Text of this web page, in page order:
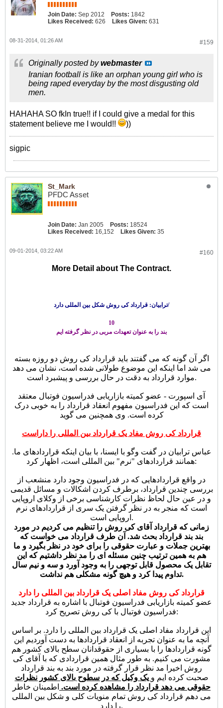
Join Date: Sep 2012 Posts: 1842
Likes Received: 626 Likes Given: 631
#159
08-31-2014, 01:26 AM
Originally posted bywebmaster
Iranian football is like an orphan young girl who is
being raped everyday by the most disgusting old
men.
HAHAHA SO fkIn true!! if I could give a medal for this
statement believe me I would!!
))
sigpic
St_Mark
PFDC Asset
Join Date: Jan 2005 Posts: 18524
Likes Received: 16,152 Likes Given: 35
#160
09-01-2014, 03:22 AM
More Detail about The Contract.
ترابیان: قرارداد کی روش شکل بین المللی دارد/
10
بند را به عنوان تعهدات مربی در نظر گرفته ایم
اگر آن گونه که می گفتند باید قرارداد کی روش دو روزه بسته
می شد اما اینکه این موضوع طولانی شده است، نشان می دهد
موارد قرارداد به دقت در حال بررسی و پیشبرد است.
آی اسپورت - عضو کمیته بازاریابی فدراسیون فوتبال معتقد
است که این فدراسیون مفهوم انعقاد قرارداد را به خوبی درک
کرده است. وی همچنین می گوید
قرارداد کی روش مفاد یک قرارداد بین المللی را داراست
.عباس ترابیان در گفت وگو با ایسنا، با بیان اینکه قراردادهای ما
همانند قراردادهای "نرم" بین المللی است، اظهار کرد:
در واقع قراردادهایی که در فدراسیون وجود دارد منشعب از
بررسی چندین قرارداد، برطرف کردن اشکالات و مسائل قدیمی
و در عین حال لحاظ نظرات کارشناسی برخی از وکلای اروپایی
است که منجر به در نظر گرفتن یک سری از قراردادهای نرم
اروپایی است.
زمانی که قرارداد آقای کی روش را تنظیم می کردیم در مورد
بند بند قرارداد بحث شد. آن طرف قرارداد می خواست که
بهترین جملات و عبارت حقوقی را برای خود در نظر بگیرد و ما
هم به همین ترتیب چنین مسئله ای را مد نظر داشتیم که این
تقابل یک محصول قابل توجهی را به وجود آورد و سه و نیم سال
تداوم پیدا کرد و هیچ گونه مشکلی هم نداشت.
قرارداد کی روش مفاد اصلی یک قرارداد بین المللی را دارد
عضو کمیته بازاریابی فدراسیون فوتبال با اشاره به قرارداد جدید
فدراسیون فوتبال با کی روش تصریح کرد:
این قرارداد مفاد اصلی یک قرارداد بین المللی را دارد. بر اساس
آنچه ما به عنوان تجربه از انعقاد قراردادها به دست آوردیم این
گونه قراردادها را با بسیاری از حقوقدانان سطح بالای کشور هم
مشورت می کنیم. به طور مثال همین قراردادی که با آقای کی
روش اخیرا مد نظر قرار گرفته در مورد بند به بند قرارداد
صحبت کرده ایم و یک وکیل که در سطوح بالای کشور نظرات
حقوقی می دهد قرارداد را مشاهده کرده است. اطمینان خاطر
می دهم قرارداد کی روش تمام منویات کلی و شکل بین المللی
را دارد.